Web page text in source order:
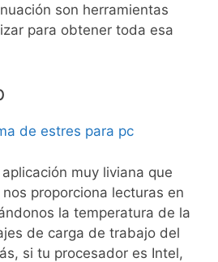
son herramientas
para obtener toda esa
muy liviana que
proporciona lecturas en
la temperatura de la
de carga de trabajo del
si tu procesador es Intel,